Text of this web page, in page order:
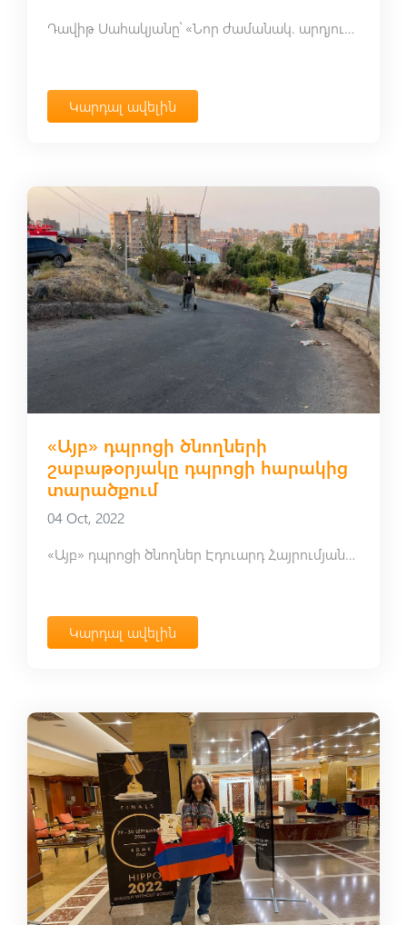
Դավիթ Սահակյանը՝ «Նոր ժամանակ. արդյունավետ կրթություն» կրթական կոնգրեսի բանախոս
Կարդալ ավելին
«Այբ» դպրոցի ծնողների
շաբաթօրյակը դպրոցի հարակից
տարածքում
04 Oct, 2022
«Այբ» դպրոցի ծնողներ Էդուարդ Հայրումյանը և Արման Հարությունյանը նախաձեռնել էին շաբաթօրյակ՝ մաքրելու Թբիլիսյան խճյուղուց մինչև դպրոցն ընկած տարածքը։
Կարդալ ավելին